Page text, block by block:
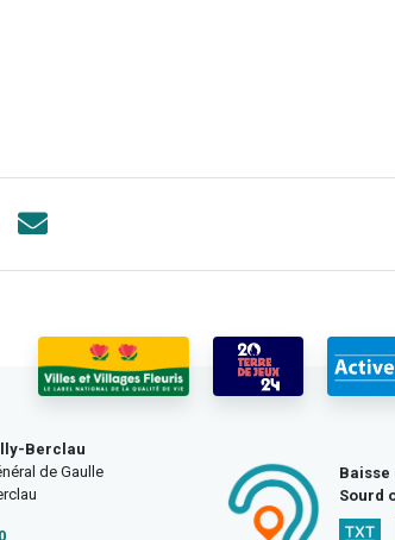
Berclau
de Gaulle
Baisse
Sourd